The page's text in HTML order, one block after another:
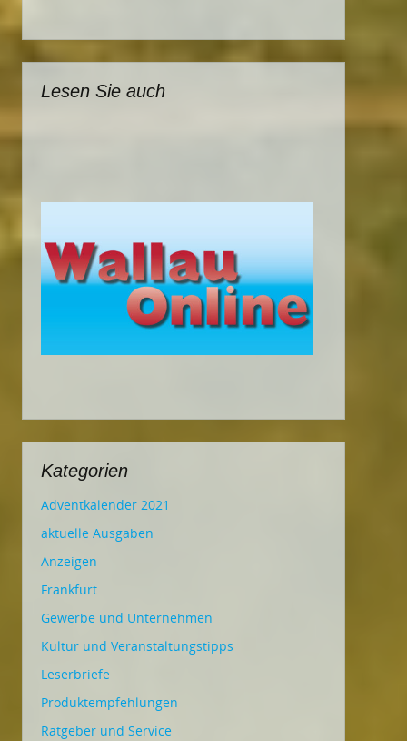
Lesen Sie auch
Kategorien
Adventkalender 2021
aktuelle Ausgaben
Anzeigen
Frankfurt
Gewerbe und Unternehmen
Kultur und Veranstaltungstipps
Leserbriefe
Produktempfehlungen
Ratgeber und Service